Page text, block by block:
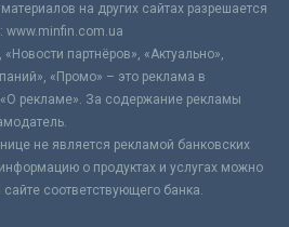
на других сайтах разрешается
www.minfin.com.ua
партнёров», «Актуально»,
«Промо» – это реклама в
рекламе». За содержание рекламы
не является рекламой банковских
о продуктах и услугах можно
соответствующего банка.